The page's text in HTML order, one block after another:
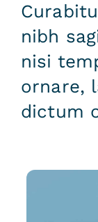
nibh
nisi
ornare,
dictum